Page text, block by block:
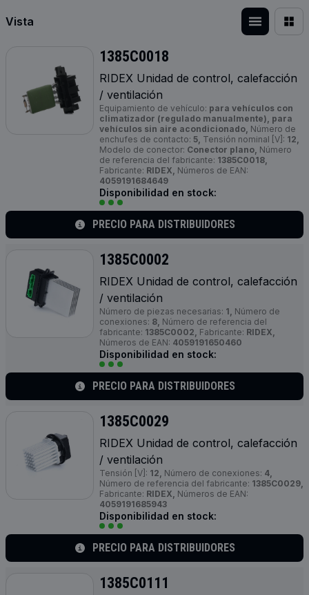
Vista
1385C0018
RIDEX Unidad de control, calefacción
/ ventilación
Equipamiento de vehículo: para vehículos con
climatizador (regulado manualmente), para
vehículos sin aire acondicionado, Número de
enchufes de contacto: 5, Tensión nominal [V]: 12,
Modelo de conector: Conector plano, Número
de referencia del fabricante: 1385C0018,
Fabricante: RIDEX, Números de EAN:
4059191684649
Disponibilidad en stock:
PRECIO PARA DISTRIBUIDORES
1385C0002
RIDEX Unidad de control, calefacción
/ ventilación
Número de piezas necesarias: 1, Número de
conexiones: 8, Número de referencia del
fabricante: 1385C0002, Fabricante: RIDEX,
Números de EAN: 4059191650460
Disponibilidad en stock:
PRECIO PARA DISTRIBUIDORES
1385C0029
RIDEX Unidad de control, calefacción
/ ventilación
Tensión [V]: 12, Número de conexiones: 4,
Número de referencia del fabricante: 1385C0029,
Fabricante: RIDEX, Números de EAN:
4059191685943
Disponibilidad en stock:
PRECIO PARA DISTRIBUIDORES
1385C0111